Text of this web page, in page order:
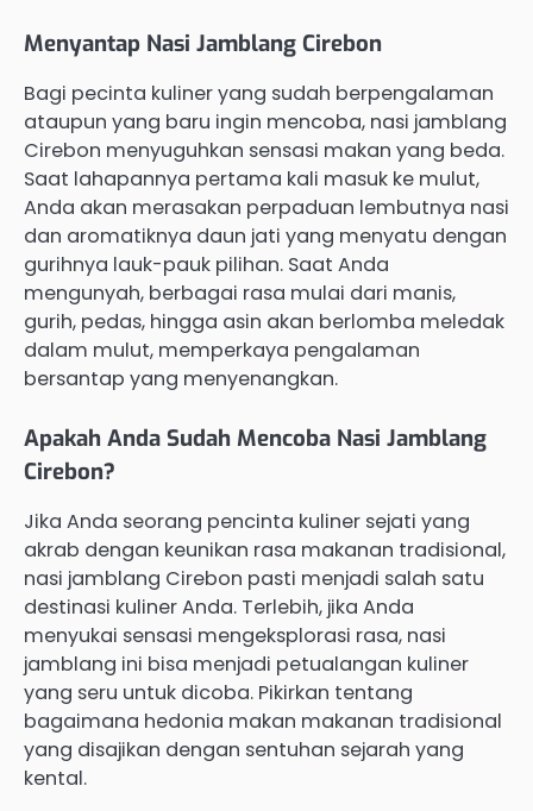
Menyantap Nasi Jamblang Cirebon
Bagi pecinta kuliner yang sudah berpengalaman
ataupun yang baru ingin mencoba, nasi jamblang
Cirebon menyuguhkan sensasi makan yang beda.
Saat lahapannya pertama kali masuk ke mulut,
Anda akan merasakan perpaduan lembutnya nasi
dan aromatiknya daun jati yang menyatu dengan
gurihnya lauk-pauk pilihan. Saat Anda
mengunyah, berbagai rasa mulai dari manis,
gurih, pedas, hingga asin akan berlomba meledak
dalam mulut, memperkaya pengalaman
bersantap yang menyenangkan.
Apakah Anda Sudah Mencoba Nasi Jamblang
Cirebon?
Jika Anda seorang pencinta kuliner sejati yang
akrab dengan keunikan rasa makanan tradisional,
nasi jamblang Cirebon pasti menjadi salah satu
destinasi kuliner Anda. Terlebih, jika Anda
menyukai sensasi mengeksplorasi rasa, nasi
jamblang ini bisa menjadi petualangan kuliner
yang seru untuk dicoba. Pikirkan tentang
bagaimana hedonia makan makanan tradisional
yang disajikan dengan sentuhan sejarah yang
kental.